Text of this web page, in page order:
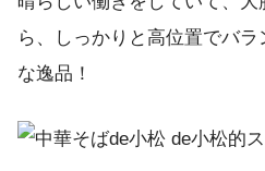
ら、しっかりと高位置でバ
な逸品！